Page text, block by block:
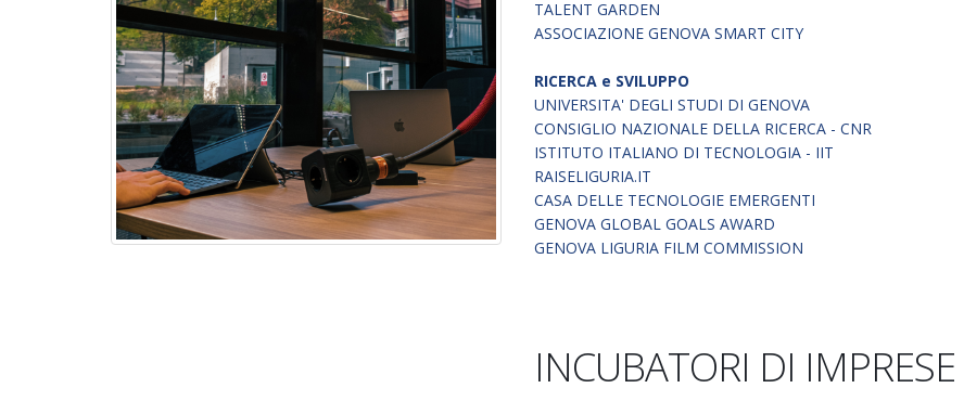
TALENT GARDEN
ASSOCIAZIONE GENOVA SMART CITY
RICERCA e SVILUPPO
UNIVERSITA' DEGLI STUDI DI GENOVA
CONSIGLIO NAZIONALE DELLA RICERCA - CNR
ISTITUTO ITALIANO DI TECNOLOGIA - IIT
RAISELIGURIA.IT
CASA DELLE TECNOLOGIE EMERGENTI
GENOVA GLOBAL GOALS AWARD
GENOVA LIGURIA FILM COMMISSION
INCUBATORI DI